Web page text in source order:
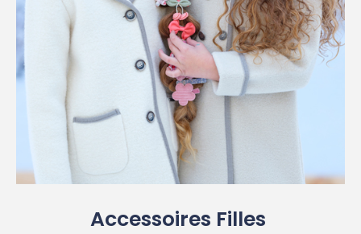
Accessoires Filles ​